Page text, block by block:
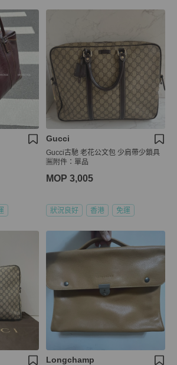
Gucci
Gucci古馳 老花公文包 少肩帶少鎖具
🈚附件：單品
MOP 3,005
狀況良好 香港 免運
Longchamp